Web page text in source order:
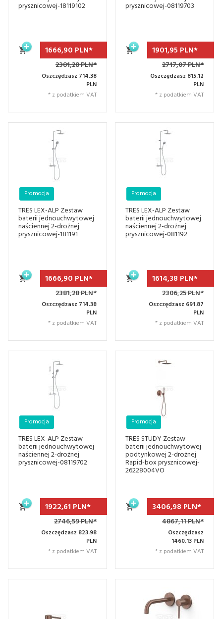
prysznicowej-18119102
1666,90 PLN*
2381,28 PLN*
Oszczędzasz 714.38
PLN
* z podatkiem VAT
prysznicowej-08119703
1901,95 PLN*
2717,07 PLN*
Oszczędzasz 815.12
PLN
* z podatkiem VAT
TRES LEX-ALP Zestaw
baterii jednouchwytowej
naściennej 2-drożnej
prysznicowej-181191
Promocja
1666,90 PLN*
2381,28 PLN*
Oszczędzasz 714.38
PLN
* z podatkiem VAT
TRES LEX-ALP Zestaw
baterii jednouchwytowej
naściennej 2-drożnej
prysznicowej-081192
Promocja
1614,38 PLN*
2306,25 PLN*
Oszczędzasz 691.87
PLN
* z podatkiem VAT
TRES LEX-ALP Zestaw
baterii jednouchwytowej
naściennej 2-drożnej
prysznicowej-08119702
Promocja
1922,61 PLN*
2746,59 PLN*
Oszczędzasz 823.98
PLN
* z podatkiem VAT
TRES STUDY Zestaw
baterii jednouchwytowej
podtynkowej 2-drożnej
Rapid-box prysznicowej-
26228004VO
Promocja
3406,98 PLN*
4867,11 PLN*
Oszczędzasz
1460.13 PLN
* z podatkiem VAT